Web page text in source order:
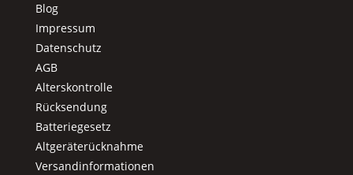
Blog
Impressum
Datenschutz
AGB
Alterskontrolle
Rücksendung
Batteriegesetz
Altgeräterücknahme
Versandinformationen